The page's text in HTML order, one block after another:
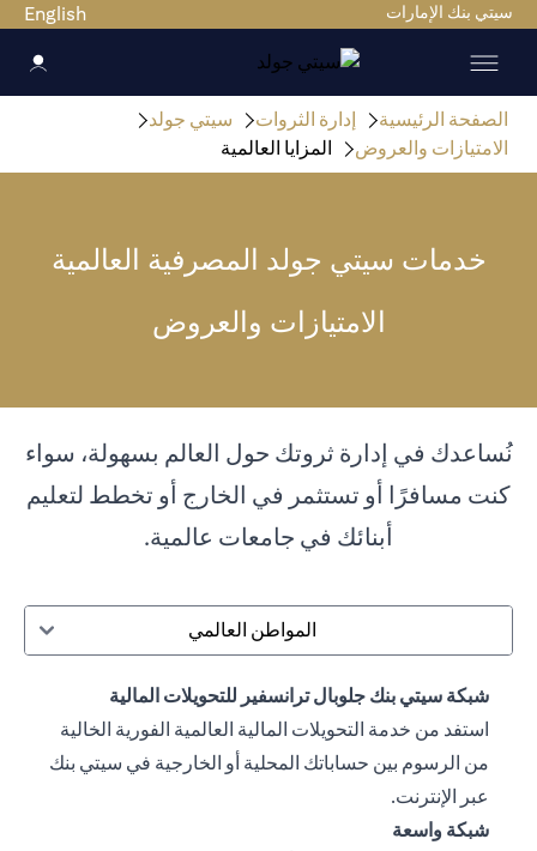
سيتي بنك الإمارات English
الصفحة الرئيسية إدارة الثروات
سيتي جولد
الامتيازات والعروض
المزايا العالمية
خدمات سيتي جولد المصرفية العالمية
الامتيازات والعروض
نُساعدك في إدارة ثروتك حول العالم بسهولة، سواء
كنت مسافرًا أو تستثمر في الخارج أو تخطط لتعليم
أبنائك في جامعات عالمية.
المواطن العالمي
شبكة سيتي بنك جلوبال ترانسفير للتحويلات المالية
استفد من خدمة التحويلات المالية العالمية الفورية الخالية
من الرسوم بين حساباتك المحلية أو الخارجية في سيتي بنك
عبر الإنترنت.
شبكة واسعة